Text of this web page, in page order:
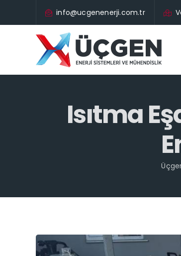
info@ucgenenerji.com.tr
Isıtma